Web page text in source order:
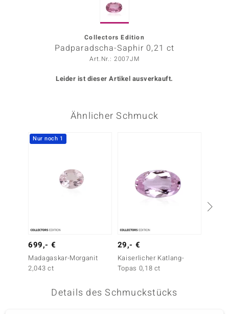
Collectors Edition
Padparadscha-Saphir 0,21 ct
Art.Nr.: 2007JM
Leider ist dieser Artikel ausverkauft.
Ähnlicher Schmuck
Nur noch 1
699,- €
Madagaskar-Morganit
2,043 ct
29,- €
Kaiserlicher Katlang-
Topas 0,18 ct
Details des Schmuckstücks